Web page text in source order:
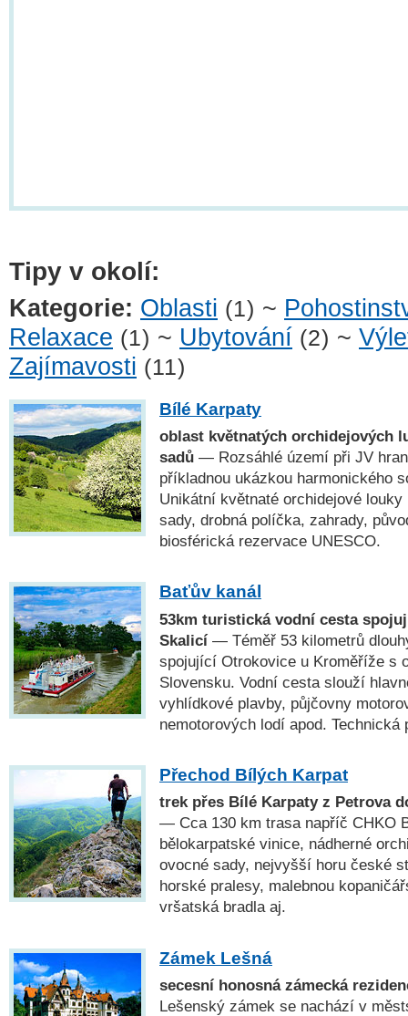
Tipy v okolí:
Kategorie: Oblasti (1) ~
Relaxace (1) ~ Ubytování (2) ~
Zajímavosti (11)
Bílé Karpaty
oblast květnatých orchidejových
sadů — Rozsáhlé území při JV
příkladnou ukázkou harmonického
Unikátní květnaté orchidejové
sady, drobná políčka, zahrady,
biosférická rezervace UNESCO.
Baťův kanál
53km turistická vodní cesta
Skalicí — Téměř 53 kilometrů
spojující Otrokovice u Kroměříže s
Slovensku. Vodní cesta slouží
vyhlídkové plavby, půjčovny
nemotorových lodí apod. Technická
Přechod Bílých Karpat
trek přes Bílé Karpaty z Petrova
— Cca 130 km trasa napříč CHKO
bělokarpatské vinice, nádherné
ovocné sady, nejvyšší horu české
horské pralesy, malebnou
vršatská bradla aj.
Zámek Lešná
secesní honosná zámecká
Lešenský zámek se nachází v